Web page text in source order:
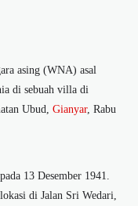
asing (WNA) asal
di sebuah villa di
Ubud, Gianyar, Rabu
13 Desember 1941.
di Jalan Sri Wedari,